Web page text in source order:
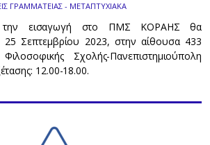
ΓΡΑΜΜΑΤΕΙΑΣ - ΜΕΤΑΠΤΥΧΙΑΚΑ
την εισαγωγή στο ΠΜΣ ΚΟΡΑΗΣ θα
25 Σεπτεμβρίου 2023, στην αίθουσα 433
Σχολής-Πανεπιστημιούπολη
12.00-18.00.